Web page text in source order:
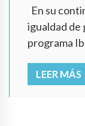
En su
igualdad de
programa
LEER MÁS